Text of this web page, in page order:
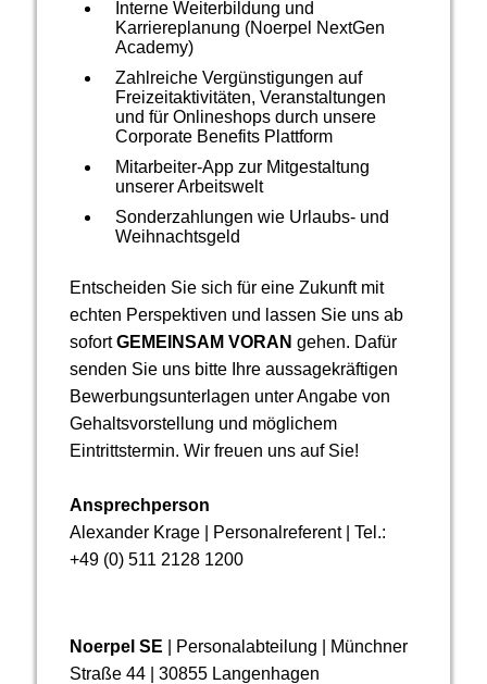
Interne Weiterbildung und
Karriereplanung (Noerpel NextGen
Academy)
Zahlreiche Vergünstigungen auf
Freizeitaktivitäten, Veranstaltungen
und für Onlineshops durch unsere
Corporate Benefits Plattform
Mitarbeiter-App zur Mitgestaltung
unserer Arbeitswelt
Sonderzahlungen wie Urlaubs- und
Weihnachtsgeld
Entscheiden Sie sich für eine Zukunft mit
echten Perspektiven und lassen Sie uns ab
sofortGEMEINSAM VORAN gehen. Dafür
senden Sie uns bitte Ihre aussagekräftigen
Bewerbungsunterlagen unter Angabe von
Gehalts­vor­stellung und möglichem
Eintrittstermin. Wir freuen uns auf Sie!
Ansprechperson
Alexander Krage | Personalreferent | Tel.:
+49 (0) 511 2128 1200
Noerpel SE
| Personalabteilung | Münchner
Straße 44 | 30855 Langenhagen